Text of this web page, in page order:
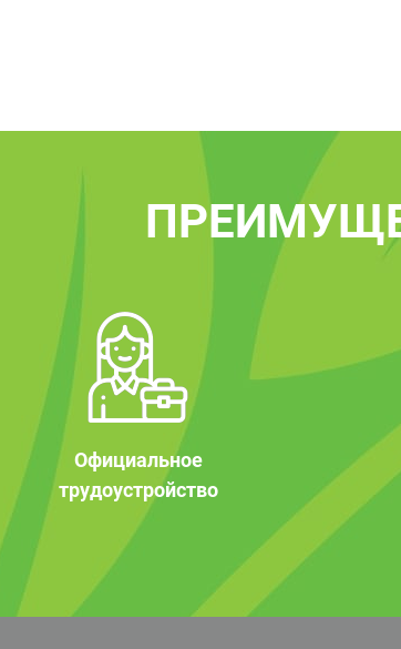
Официальное
трудоустройство